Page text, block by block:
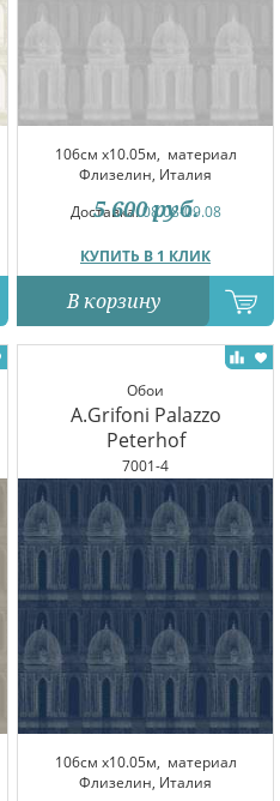
106см x10.05м, материал
Флизелин, Италия
Доставка:08.08-09.08
КУПИТЬ В 1 КЛИК
5 600 руб.
В корзину
Обои
A.Grifoni Palazzo
Peterhof
7001-4
106см x10.05м, материал
Флизелин, Италия